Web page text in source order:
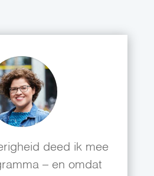
deed ik mee
– en omdat